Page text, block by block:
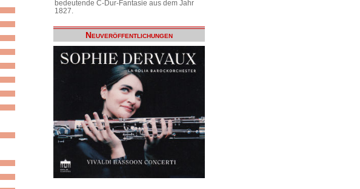
bedeutende C-Dur-Fantasie aus dem Jahr
1827.
Neuveröffentlichungen